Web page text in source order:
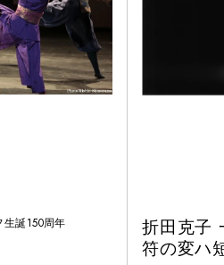
誕150周年
折田克子
符の変ハ